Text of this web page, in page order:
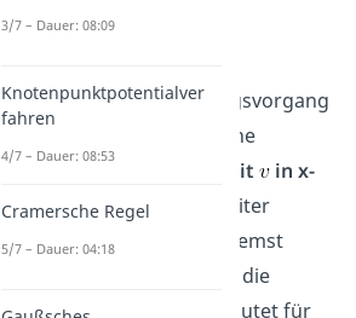
Ablenkvorgang
Nach dem Beschleunigungsvorgang
besitzen die Elektronen eine
konstante Geschwindigkeit
in x-
Richtung, da sie weder weiter
beschleunigt noch abgebremst
werden. Die Gleichung für die
Position
in x-Richtung lautet für
3/7 – Dauer: 08:09
Knotenpunktpotentialver
fahren
4/7 – Dauer: 08:53
Cramersche Regel
5/7 – Dauer: 04:18